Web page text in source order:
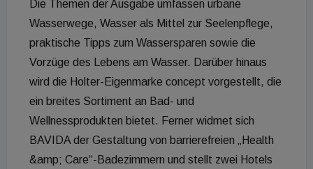
Die Themen der Ausgabe umfassen urbane
Wasserwege, Wasser als Mittel zur Seelenpflege,
praktische Tipps zum Wassersparen sowie die
Vorzüge des Lebens am Wasser. Darüber hinaus
wird die Holter-Eigenmarke concept vorgestellt, die
ein breites Sortiment an Bad- und
Wellnessprodukten bietet. Ferner widmet sich
BAVIDA der Gestaltung von barrierefreien „Health
&amp; Care“-Badezimmern und stellt zwei Hotels